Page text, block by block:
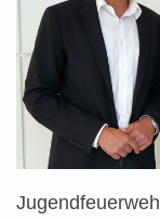
FÜR
UND